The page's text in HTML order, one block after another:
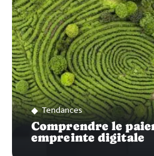
Tendances
Comprendre le
empreinte digitale